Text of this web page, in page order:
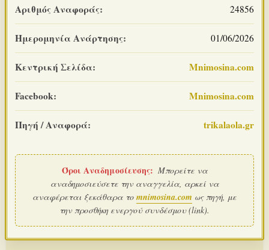
Αριθμός Αναφοράς: 24856
Ημερομηνία Ανάρτησης: 01/06/2026
Κεντρική Σελίδα: Mnimosina.com
Facebook: Mnimosina.com
Πηγή / Αναφορά: trikalaola.gr
Όροι Αναδημοσίευσης: Μπορείτε να
αναδημοσιεύσετε την αναγγελία, αρκεί να
αναφέρεται ξεκάθαρα το mnimosina.com ως πηγή, με
την προσθήκη ενεργού συνδέσμου (link).